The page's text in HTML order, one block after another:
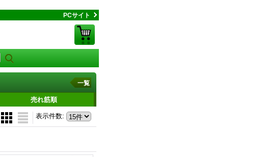
PCサイト
一覧
売れ筋順
表示件数: